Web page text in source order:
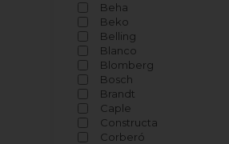
Beha
Beko
Belling
Blanco
Blomberg
Bosch
Brandt
Caple
Constructa
Corberó